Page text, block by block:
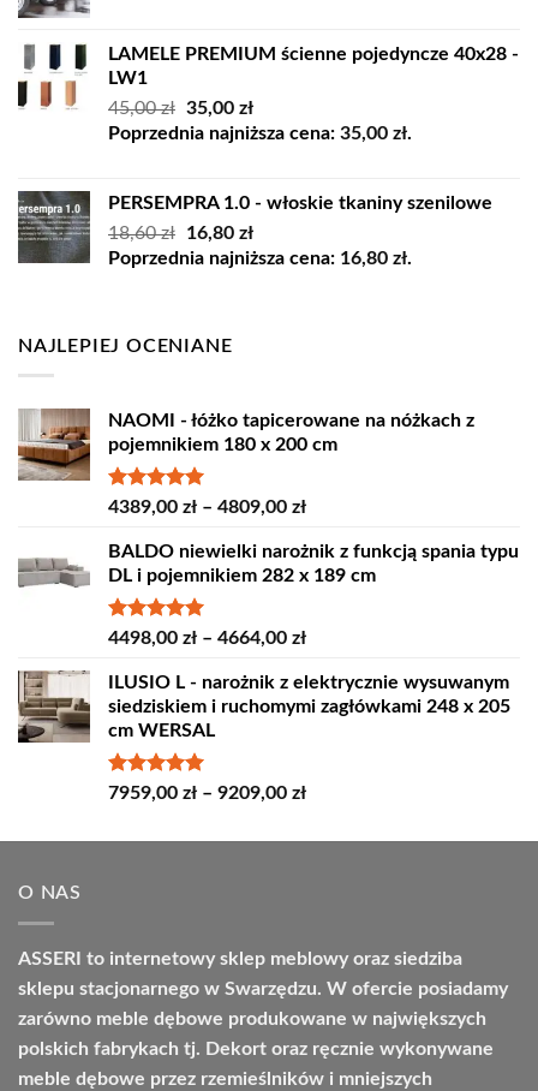
LAMELE PREMIUM ścienne pojedyncze 40x28 -
LW1
45,00zł Pierwotna
cena
35,00 złAktualna
cena
Poprzednia najniższa cena: 35,00 zł.
PERSEMPRA 1.0 - włoskie tkaniny szenilowe
18,60zł
Pierwotna
cena
16,80 złAktualna
cena
Poprzednia najniższa cena: 16,80 zł.
NAJLEPIEJ OCENIANE
NAOMI - łóżko tapicerowane na nóżkach z
pojemnikiem 180 x 200 cm
Oceniono
4389,00 zł – 4809,00 złZakres
od
4389,00 zł
4809,00 zł
BALDO niewielki narożnik z funkcją spania typu
DL i pojemnikiem 282 x 189 cm
Oceniono
4498,00 zł – 4664,00 złZakres
od
4498,00 zł
ILUSIO L - narożnik z elektrycznie wysuwanym
siedziskiem i ruchomymi zagłówkami 248 x 205
cm WERSAL
Oceniono
7959,00 zł – 9209,00 złZakres
od
O NAS
ASSERI to internetowy sklep meblowy oraz siedziba
sklepu stacjonarnego w Swarzędzu. W ofercie posiadamy
zarówno meble dębowe produkowane w największych
polskich fabrykach tj. Dekort oraz ręcznie wykonywane
meble dębowe przez rzemieślników i mniejszych